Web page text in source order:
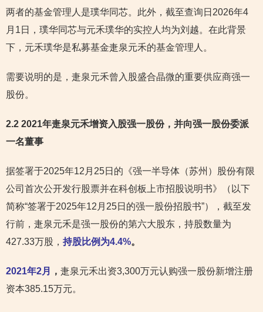
两者的基金管理人是璞华同芯。此外，截至查询日2026年4
月1日，璞华同芯与元禾璞华的实控人均为刘越。在此背景
下，元禾璞华是私募基金疌泉元禾的基金管理人。
需要说明的是，疌泉元禾曾入股盛合晶微的重要供应商强一
股份。
2.2 2021年疌泉元禾增资入股强一股份，并向强一股份委派
一名董事
据签署于2025年12月25日的《强一半导体（苏州）股份有限
公司首次公开发行股票并在科创板上市招股说明书》（以下
简称“签署于2025年12月25日的强一股份招股书”），截至发
行前，疌泉元禾是强一股份的第六大股东，持股数量为
427.33万股， 持股比例为4.4%。
2021年2月 ， 疌泉元禾出资3,300万元认购强一股份新增注册
资本385.15万元。